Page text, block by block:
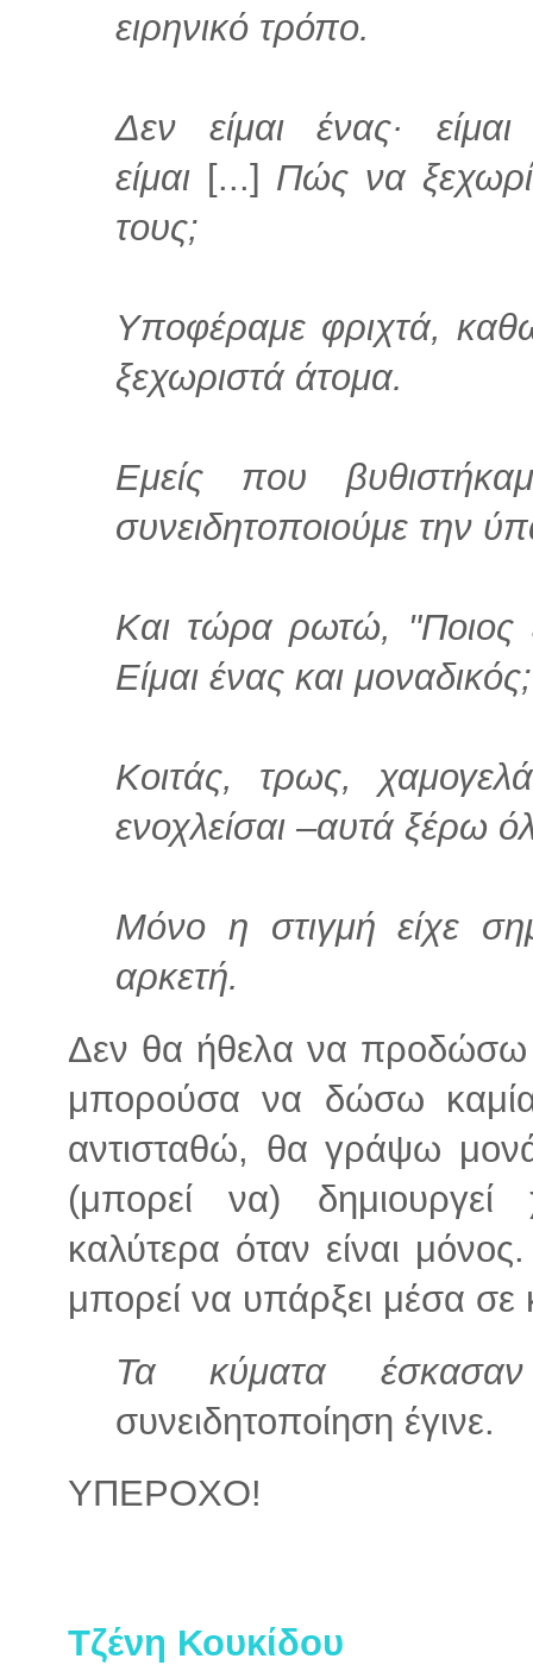
ειρηνικό τρόπο.
Δεν είμαι ένας·
είμαι [...] Πώς να
τους;
Υποφέραμε φριχτά,
ξεχωριστά άτομα.
Εμείς που
συνειδητοποιούμε την
Και τώρα ρωτώ, "Ποιος
Είμαι ένας και μοναδικός;
Κοιτάς, τρως,
ενοχλείσαι –αυτά ξέρω
Μόνο η στιγμή είχε
αρκετή.
Δεν θα ήθελα να προδώσω
μπορούσα να δώσω
αντισταθώ, θα γράψω
(μπορεί να) δημιουργεί
καλύτερα όταν είναι
μπορεί να υπάρξει μέσα
Τα κύματα
συνειδητοποίηση έγινε.
ΥΠΕΡΟΧΟ!
Τζένη Κουκίδου